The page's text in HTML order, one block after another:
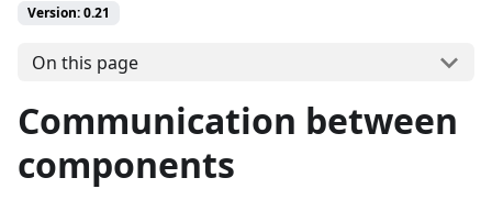
Version: 0.21
On this page
Communication between
components